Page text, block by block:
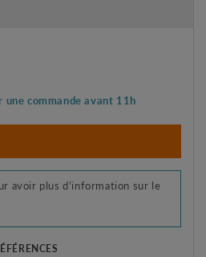
une commande avant 11h
avoir plus d'information sur le